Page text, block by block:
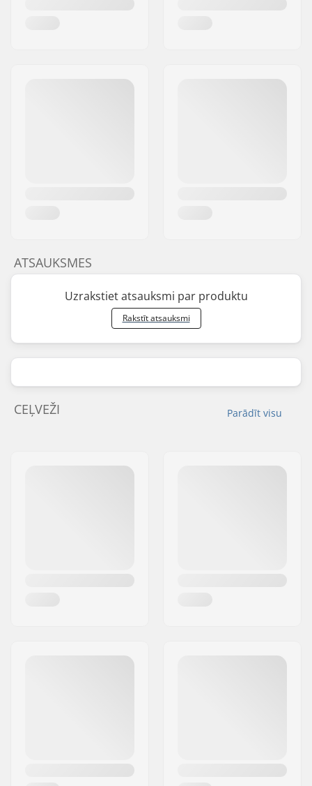
ATSAUKSMES
Uzrakstiet atsauksmi par produktu
Rakstīt atsauksmi
Parādīt visu
CEĻVEŽI